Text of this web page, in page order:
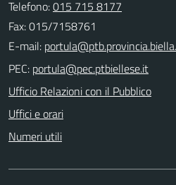
Telefono:015 715 8177
Fax: 015/7158761
E-mail:
PEC:
Ufficio Relazioni con il Pubblico
Uffici e orari
Numeri utili